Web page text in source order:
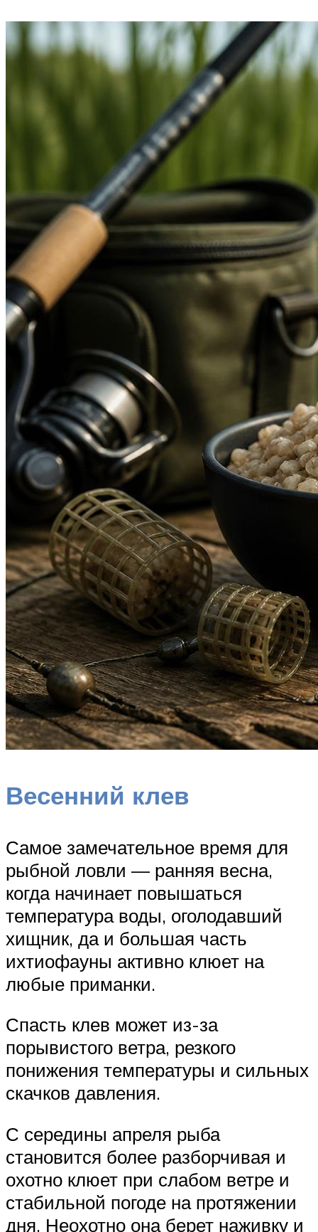
Весенний клев
Самое замечательное время для
рыбной ловли — ранняя весна,
когда начинает повышаться
температура воды, оголодавший
хищник, да и большая часть
ихтиофауны активно клюет на
любые приманки.
Спасть клев может из-за
порывистого ветра, резкого
понижения температуры и сильных
скачков давления.
С середины апреля рыба
становится более разборчивая и
охотно клюет при слабом ветре и
стабильной погоде на протяжении
дня. Неохотно она берет наживку и